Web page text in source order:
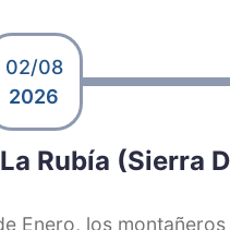
02/08
2026
Rubía (Sierra
Enero, los